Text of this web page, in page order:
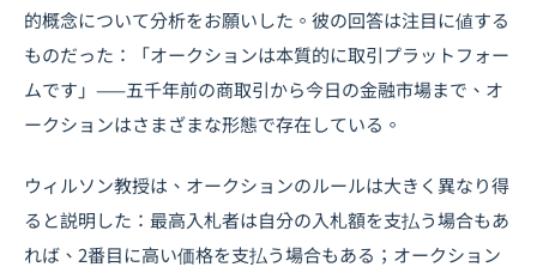
的概念について分析をお願いした。彼の回答は注目に値する
ものだった：「オークションは本質的に取引プラットフォー
ムです」——五千年前の商取引から今日の金融市場まで、オ
ークションはさまざまな形態で存在している。
ウィルソン教授は、オークションのルールは大きく異なり得
ると説明した：最高入札者は自分の入札額を支払う場合もあ
れば、2番目に高い価格を支払う場合もある；オークション